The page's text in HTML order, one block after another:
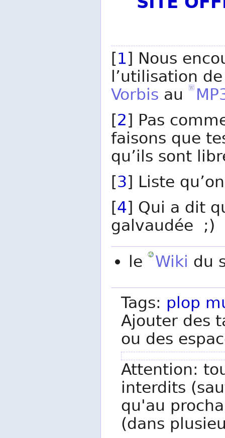
[1] Nous
l’utilisation
Vorbis au
[2] Pas
faisons que
qu’ils sont
[3] Liste
[4] Qui a dit
galvaudée ;)
le Wiki du
Tags: plop
Ajouter des
ou des
Attention:
interdits
qu'au
(dans